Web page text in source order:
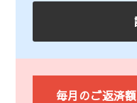
毎月のご返済額